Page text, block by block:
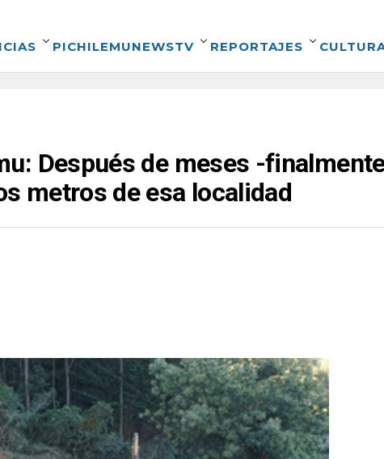
PICHILEMUNEWSTV REPORTAJES
Después de meses -
metros de esa localidad